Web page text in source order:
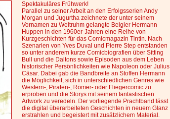
Spektakuläres Frühwerk!
Parallel zu seiner Arbeit an den Erfolgsserien Andy
Morgan und Jugurtha zeichnete der unter seinem
Vornamen zu Weltruhm gelangte Belgier Hermann
Huppen in den 1960er-Jahren eine Reihe von
Kurzgeschichten für das Comicmagazin Tintin. Nach
Szenarien von Yves Duval und Pierre Step entstanden
so unter anderem kurze Comicbiografien über Sitting
Bull und die Daltons sowie Episoden aus dem Leben
historischer Persönlichkeiten wie Napoleon oder Julius
Cäsar. Dabei gab die Bandbreite an Stoffen Hermann
die Möglichkeit, sich in unterschiedlichen Genres wie
Western-, Piraten-, Römer- oder Fliegercomic zu
erproben und die Storys mit seinem fantastischen
Artwork zu veredeln. Der vorliegende Prachtband lässt
die digital überarbeiteten Geschichten in neuem Glanz
erstrahlen und begeistert mit zusätzlichem Material.